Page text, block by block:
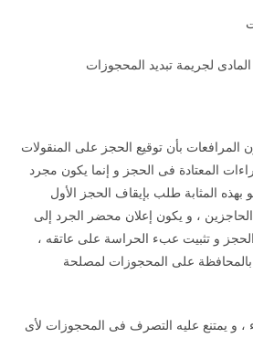
المادى لجريمة تبديد المحجوزات
517 من قانون المرافعات بأن توقيع الحجز على المنقولات
المعتادة فى الحجز و إنما يكون مجرد
بهذه المثابة طلب بإيقاف الحجز الأول
الحاجزين ، و يكون إعلان محضر الجرد إلى
و تثبيت عبء الحراسة على عاتقه ،
على المحجوزات لمصلحة
، و يمتنع عليه التصرف فى المحجوزات لأى